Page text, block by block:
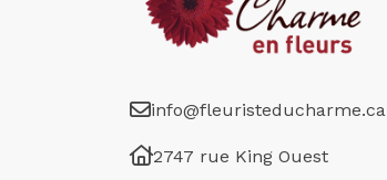
info@fleuristeducharme.ca
2747 rue King Ouest